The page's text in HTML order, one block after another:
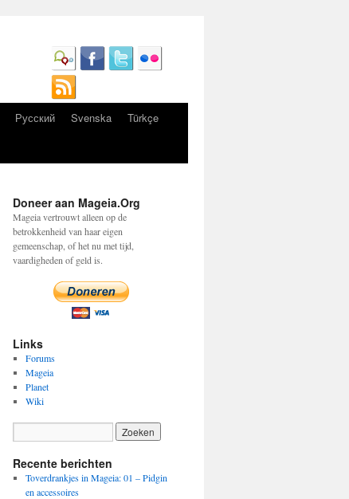
Русский Svenska
Türkçe
Doneer aan Mageia.Org
Mageia vertrouwt alleen op de
betrokkenheid van haar eigen
gemeenschap, of het nu met tijd,
vaardigheden of geld is.
Links
Forums
Mageia
Planet
Wiki
Recente berichten
Toverdrankjes in Mageia: 01 – Pidgin
en accessoires